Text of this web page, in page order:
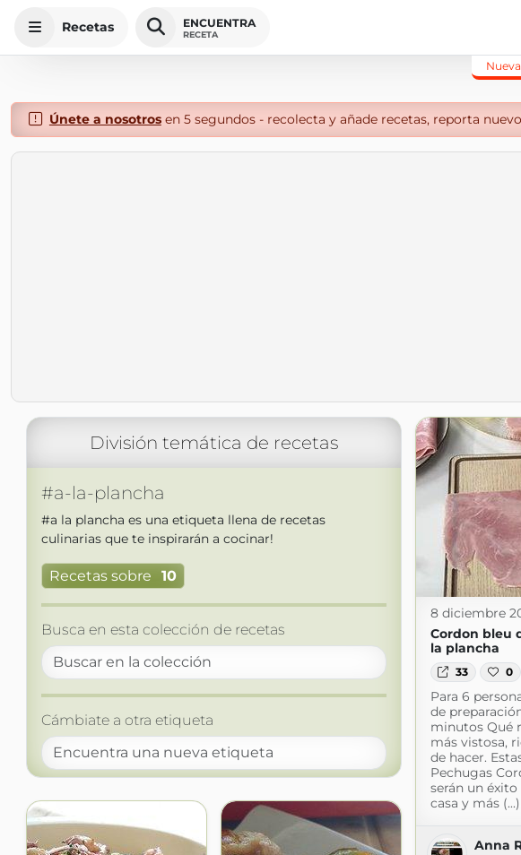
Recetas ENCUENTRA
RECETA
Únete a nosotrosen 5 segundos - recolecta y añade recetas, reporta
División temática de recetas
#a-la-plancha
#a la plancha es una etiqueta llena de recetas
culinarias que te inspirarán a cocinar!
Recetas sobre 10
Busca en esta colección de recetas
Cámbiate a otra etiqueta
8 diciembre
Cordon bleu
la plancha
33 0
Para 6
de
minutos Qué
más vistosa,
de hacer.
Pechugas
serán un
casa y más (...)
Anna